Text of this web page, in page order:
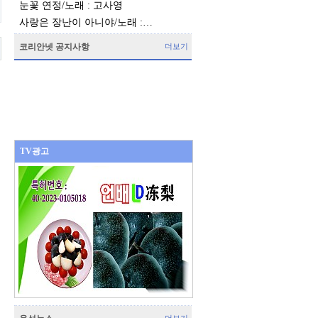
눈꽃 연정/노래 : 고사영
사랑은 장난이 아니야/노래 :…
코리안넷 공지사항 더보기
TV광고